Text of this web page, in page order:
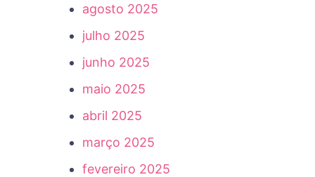
agosto 2025
julho 2025
junho 2025
maio 2025
abril 2025
março 2025
fevereiro 2025